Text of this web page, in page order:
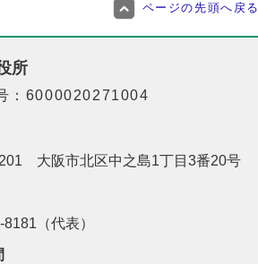
ページの先頭へ戻る
所
：6000020271004
大阪市北区中之島1丁目3番20号
（代表）